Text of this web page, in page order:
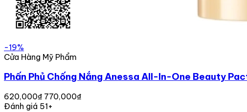
-19%
Cửa Hàng Mỹ Phẩm
Phấn Phủ Chống Nắng Anessa All-In-One Beauty
620,000₫ 770,000₫
Đánh giá 51+